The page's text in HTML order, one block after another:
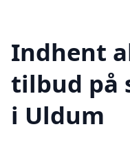
Indhent
tilbud på
i Uldum